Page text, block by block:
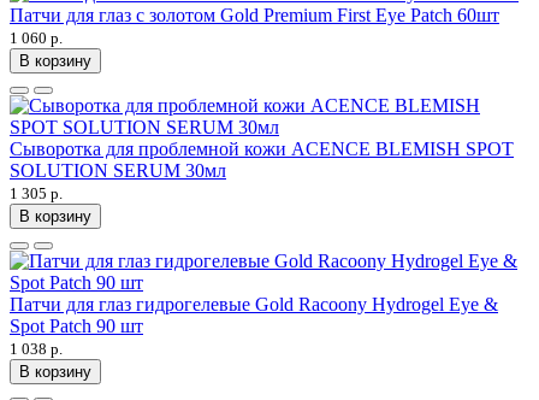
Патчи для глаз с золотом Gold Premium First Eye Patch 60шт
1 060 р.
В корзину
Сыворотка для проблемной кожи ACENCE BLEMISH SPOT
SOLUTION SERUM 30мл
1 305 р.
В корзину
Патчи для глаз гидрогелевые Gold Racoony Hydrogel Eye &
Spot Patch 90 шт
1 038 р.
В корзину